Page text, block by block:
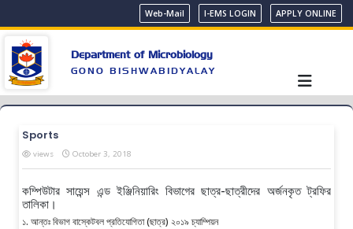
Web-Mail I-EMS LOGIN APPLY ONLINE
Department of Microbiology
GONO BISHWABIDYALAY
Sports
views October 3, 2018
কম্পিউটার সায়েন্স এন্ড ইঞ্জিনিয়ারিং বিভাগের ছাত্র-ছাত্রীদের অর্জনকৃত ট্রফির
তালিকা।
১. আন্তঃ বিভাগ বাস্কেটবল প্রতিযোগিতা (ছাত্র) ২০১৯ চ্যাম্পিয়ন